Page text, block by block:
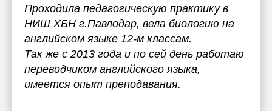
Проходила педагогическую практику в
НИШ ХБН г.Павлодар, вела биологию на
английском языке 12-м классам.
Так же с 2013 года и по сей день работаю
переводчиком английского языка,
имеется опыт преподавания.